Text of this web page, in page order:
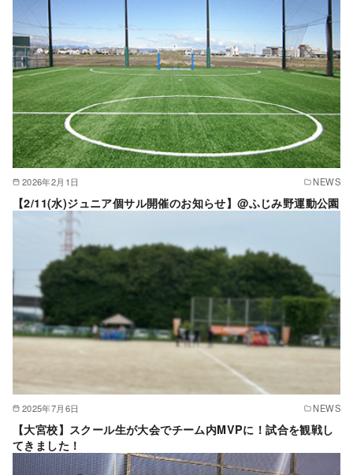
2026年2月1日 NEWS
【2/11(水)ジュニア個サル開催のお知らせ】@ふじみ野運動公園
2025年7月6日 NEWS
【大宮校】スクール生が大会でチーム内MVPに！試合を観戦し
てきました！